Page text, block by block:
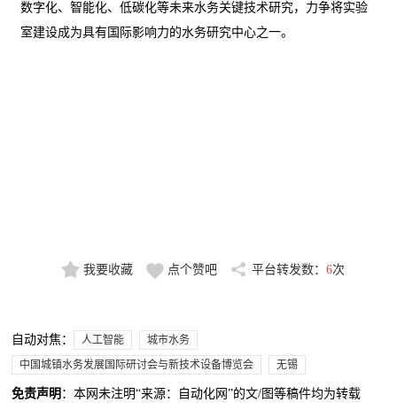
数字化、智能化、低碳化等未来水务关键技术研究，力争将实验
室建设成为具有国际影响力的水务研究中心之一。
我要收藏 点个赞吧 平台转发数： 6次
自动对焦： 人工智能
城市水务
中国城镇水务发展国际研讨会与新技术设备博览会
无锡
免责声明 ：本网未注明“来源：自动化网”的文/图等稿件均为转载